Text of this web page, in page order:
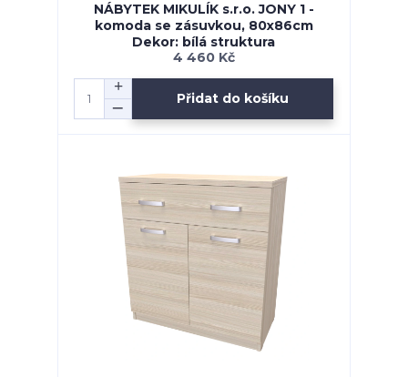
NÁBYTEK MIKULÍK s.r.o. JONY 1 -
komoda se zásuvkou, 80x86cm
Dekor: bílá struktura
4 460 Kč
Přidat do košíku